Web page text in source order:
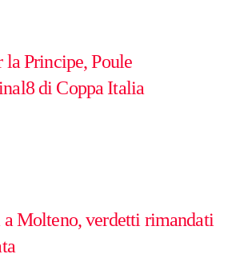
la Principe, Poule
di Coppa Italia
a Molteno, verdetti rimandati